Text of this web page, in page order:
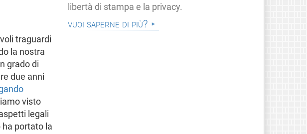
traguardi
la nostra
grado di
due anni
visto
legali
ha portato la
libertà di stampa e la privacy.
vuoi saperne di più?